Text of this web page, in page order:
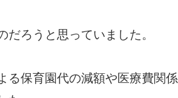
ろうと思っていました。
る保育園代の減額や医療費関係